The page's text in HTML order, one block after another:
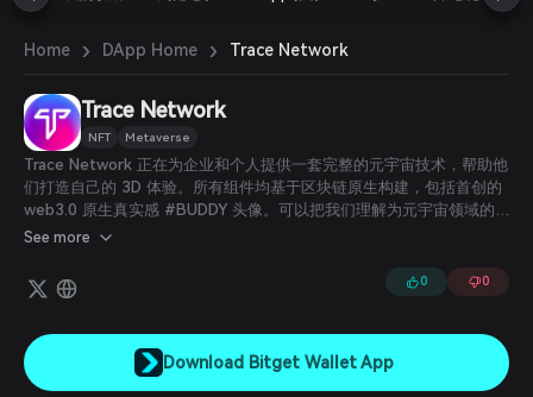
Bahasa Indonesia
ภาษาไทย
العربية
हिन्दी
বাংলা
Español
Português (Brasil)
Español (Argentina)
Home › DApp Home › Trace Network
Trace Network
NFT Metaverse
Trace Network 正在为企业和个人提供一套完整的元宇宙技术，帮助他
们打造自己的 3D 体验。所有组件均基于区块链原生构建，包括首创的
web3.0 原生真实感 #BUDDY 头像。可以把我们理解为元宇宙领域的
SHOPIFY。此外，它还助力时尚和生活方式行业的企业与个人打造自己
See more
0 0
Download Bitget Wallet App